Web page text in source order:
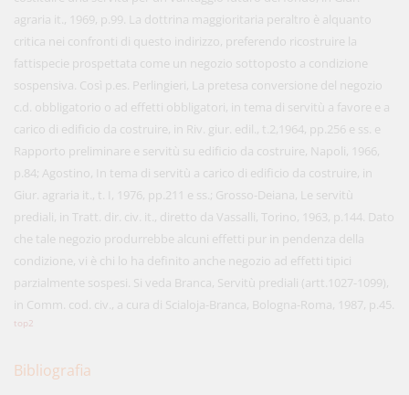
agraria it., 1969, p.99. La dottrina maggioritaria peraltro è alquanto
critica nei confronti di questo indirizzo, preferendo ricostruire la
fattispecie prospettata come un negozio sottoposto a condizione
sospensiva. Così p.es. Perlingieri, La pretesa conversione del negozio
c.d. obbligatorio o ad effetti obbligatori, in tema di servitù a favore e a
carico di edificio da costruire, in Riv. giur. edil., t.2,1964, pp.256 e ss. e
Rapporto preliminare e servitù su edificio da costruire, Napoli, 1966,
p.84; Agostino, In tema di servitù a carico di edificio da costruire, in
Giur. agraria it., t. I, 1976, pp.211 e ss.; Grosso-Deiana, Le servitù
prediali, in Tratt. dir. civ. it., diretto da Vassalli, Torino, 1963, p.144. Dato
che tale negozio produrrebbe alcuni effetti pur in pendenza della
condizione, vi è chi lo ha definito anche negozio ad effetti tipici
parzialmente sospesi. Si veda Branca, Servitù prediali (artt.1027-1099),
in Comm. cod. civ., a cura di Scialoja-Branca, Bologna-Roma, 1987, p.45.
top2
Bibliografia